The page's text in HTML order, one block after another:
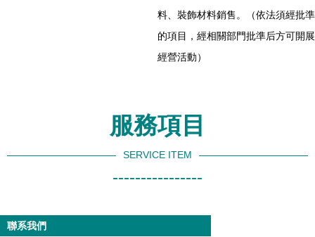
料、裝飾材料銷售。（依法須經批準
的項目，經相關部門批準后方可開展
經營活動）
服務項目
SERVICE ITEM
----------------
聯系我們